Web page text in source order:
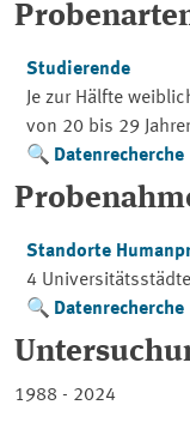
Studierende
Je zur Hälfte
von 20 bis 29
Datenrecherche
Standorte
4
Datenrecherche
1988 - 2024